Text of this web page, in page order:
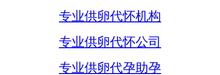
专业供卵代怀机构
专业供卵代怀公司
专业供卵代孕助孕